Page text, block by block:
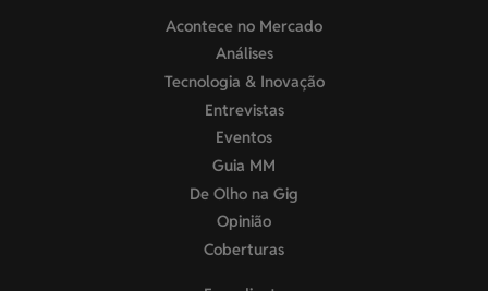
Acontece no Mercado
Análises
Tecnologia & Inovação
Entrevistas
Eventos
Guia MM
De Olho na Gig
Opinião
Coberturas